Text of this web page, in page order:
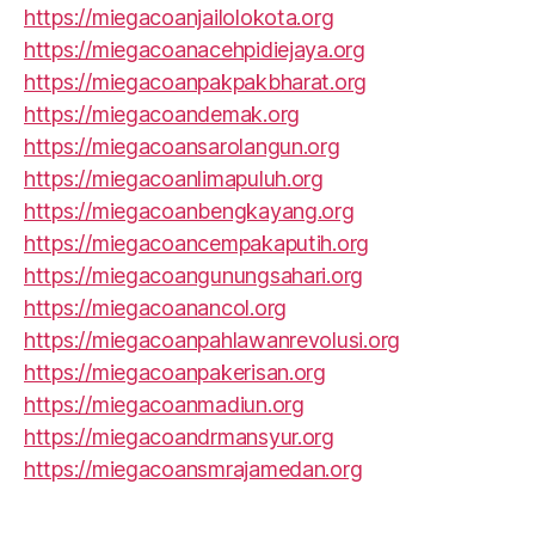
https://miegacoanjailolokota.org
https://miegacoanacehpidiejaya.org
https://miegacoanpakpakbharat.org
https://miegacoandemak.org
https://miegacoansarolangun.org
https://miegacoanlimapuluh.org
https://miegacoanbengkayang.org
https://miegacoancempakaputih.org
https://miegacoangunungsahari.org
https://miegacoanancol.org
https://miegacoanpahlawanrevolusi.org
https://miegacoanpakerisan.org
https://miegacoanmadiun.org
https://miegacoandrmansyur.org
https://miegacoansmrajamedan.org